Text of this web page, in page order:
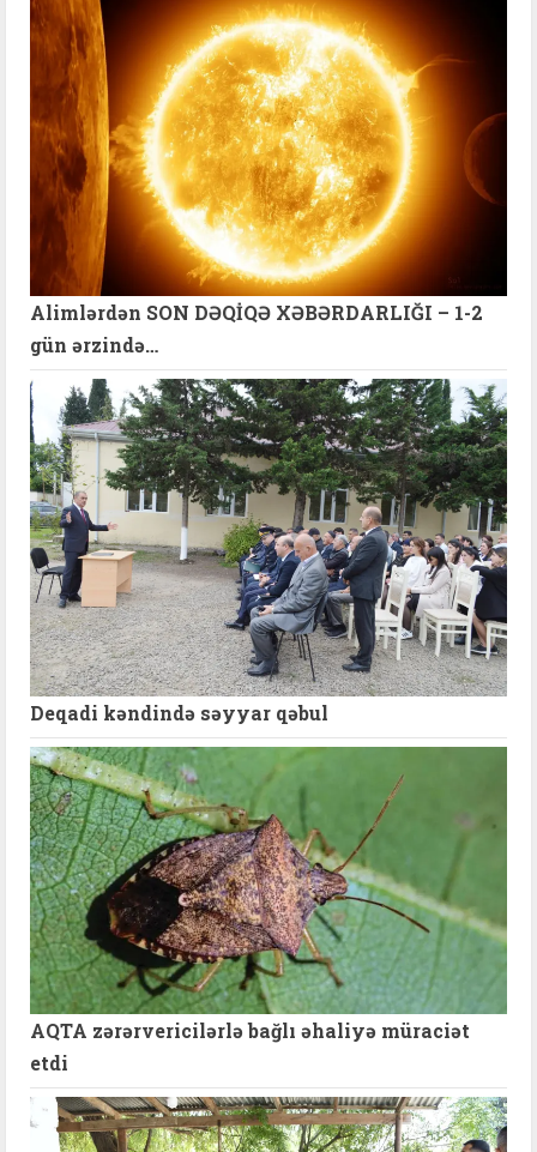
Alimlərdən SON DƏQİQƏ XƏBƏRDARLIĞI – 1-2
gün ərzində…
Deqadi kəndində səyyar qəbul
AQTA zərərvericilərlə bağlı əhaliyə müraciət
etdi